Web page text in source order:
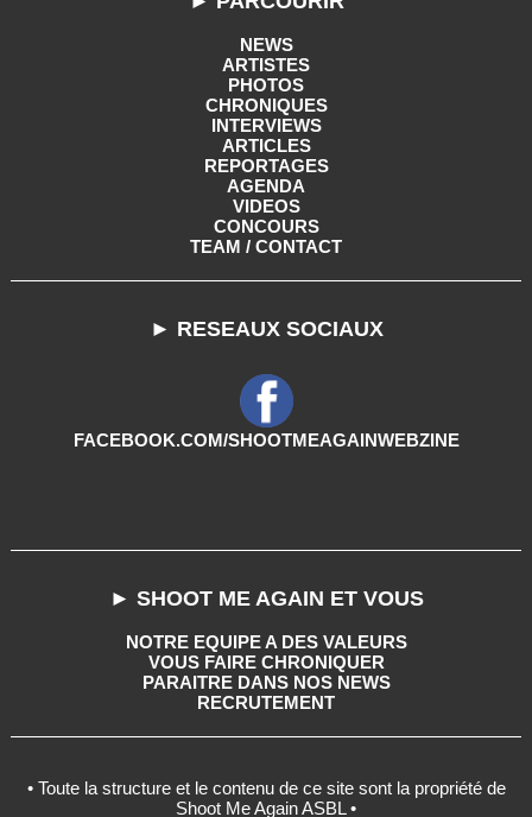
NEWS
ARTISTES
PHOTOS
CHRONIQUES
INTERVIEWS
ARTICLES
REPORTAGES
AGENDA
VIDEOS
CONCOURS
TEAM / CONTACT
► RESEAUX SOCIAUX
FACEBOOK.COM/SHOOTMEAGAINWEBZINE
► SHOOT ME AGAIN ET VOUS
NOTRE EQUIPE A DES VALEURS
VOUS FAIRE CHRONIQUER
PARAITRE DANS NOS NEWS
RECRUTEMENT
• Toute la structure et le contenu de ce site sont la propriété de
Shoot Me Again ASBL •